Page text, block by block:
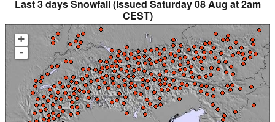
Last 3 days Snowfall (issued Saturday 08 Aug at 2am
CEST)
+
-